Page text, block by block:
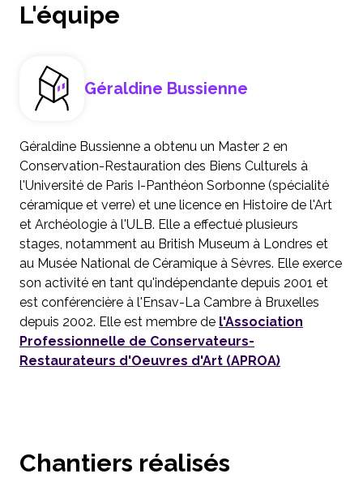
L'équipe
Géraldine Bussienne
Géraldine Bussienne a obtenu un Master 2 en
Conservation-Restauration des Biens Culturels à
l'Université de Paris I-Panthéon Sorbonne (spécialité
céramique et verre) et une licence en Histoire de l'Art
et Archéologie à l'ULB. Elle a effectué plusieurs
stages, notamment au British Museum à Londres et
au Musée National de Céramique à Sèvres. Elle exerce
son activité en tant qu'indépendante depuis 2001 et
est conférencière à l'Ensav-La Cambre à Bruxelles
depuis 2002. Elle est membre de l'Association
Professionnelle de Conservateurs-
Restaurateurs d'Oeuvres d'Art (APROA)
Chantiers réalisés